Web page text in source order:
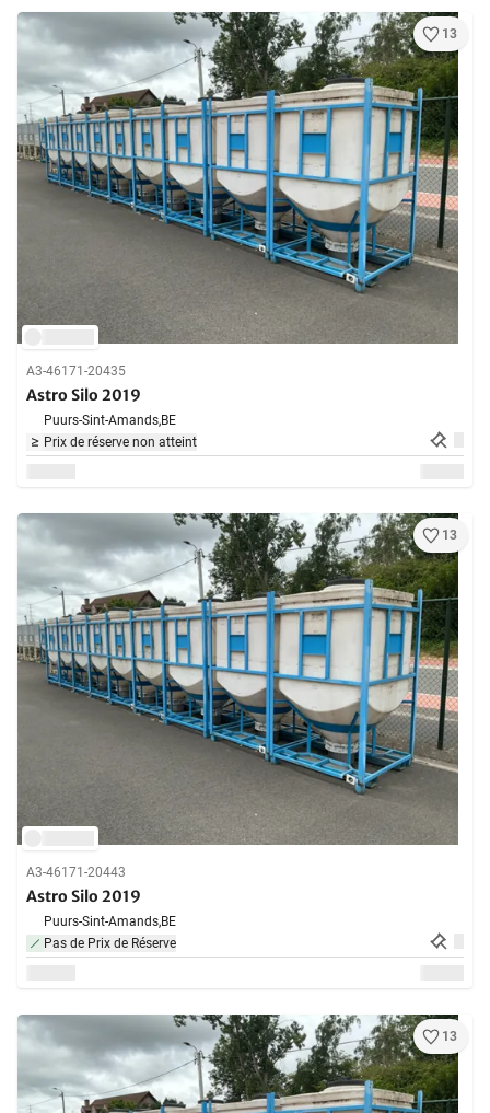
13
A3-46171-20435
Astro Silo 2019
Puurs-Sint-Amands,BE
Prix de réserve non atteint
13
A3-46171-20443
Astro Silo 2019
Puurs-Sint-Amands,BE
Pas de Prix de Réserve
13